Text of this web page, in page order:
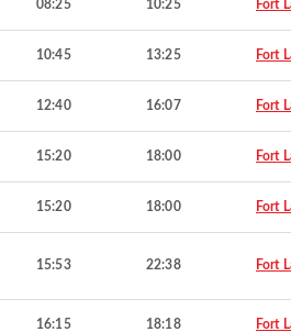
08:25 10:25 Fort
10:45 13:25 Fort
12:40 16:07 Fort
15:20 18:00 Fort
15:20 18:00 Fort
15:53 22:38 Fort
16:15 18:18 Fort